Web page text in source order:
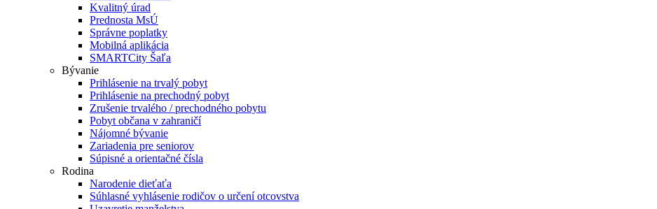
Kvalitný úrad
Prednosta MsÚ
Správne poplatky
Mobilná aplikácia
SMARTCity Šaľa
Bývanie
Prihlásenie na trvalý pobyt
Prihlásenie na prechodný pobyt
Zrušenie trvalého / prechodného pobytu
Pobyt občana v zahraničí
Nájomné bývanie
Zariadenia pre seniorov
Súpisné a orientačné čísla
Rodina
Narodenie dieťaťa
Súhlasné vyhlásenie rodičov o určení otcovstva